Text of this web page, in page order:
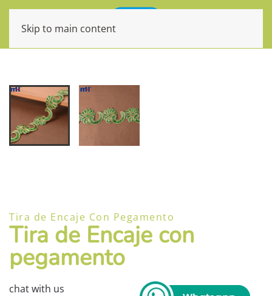
Skip to main content
Tira de Encaje Con Pegamento
Tira de Encaje con
pegamento
chat with us